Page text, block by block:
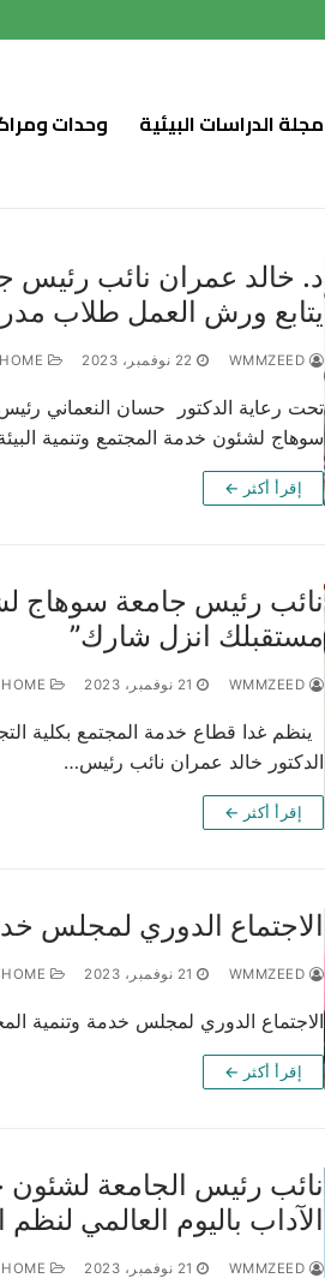
وحدات مجلة الدراسات البيئية
د. خالد عمران نائب رئيس
يتابع ورش العمل طلاب
22 نوفمبر، 2023
تحت رعاية الدكتور حسان النعماني
سوهاج لشئون خدمة المجتمع وتنمية
إقرأ أكثر ←
نائب رئيس جامعة سوهاج
مستقبلك انزل شارك”
21 نوفمبر، 2023
ينظم غدا قطاع خدمة المجتمع بكلية
الدكتور خالد عمران نائب رئيس…
إقرأ أكثر ←
الاجتماع الدوري لمجلس
21 نوفمبر، 2023
الاجتماع الدوري لمجلس خدمة وتنمية
إقرأ أكثر ←
نائب رئيس الجامعة لشئون
الآداب باليوم العالمي
21 نوفمبر، 2023